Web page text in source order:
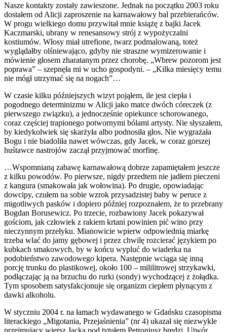
Nasze kontakty zostały zawieszone. Jednak na początku 2003 roku
dostałem od Alicji zaproszenie na karnawałowy bal przebierańców.
W progu wielkiego domu przywitał mnie książę z bajki Jacek
Kaczmarski, ubrany w renesansowy strój z wypożyczalni
kostiumów. Włosy miał utrefione, twarz podmalowaną, toteż
wyglądałby olśniewająco, gdyby nie straszne wymizerowanie i
mówienie głosem zharatanym przez chorobę. „Wbrew pozorom jest
poprawa” – szepnęła mi w ucho gospodyni. – „Kilka miesięcy temu
nie mógł utrzymać się na nogach”…
W czasie kilku późniejszych wizyt pojąłem, ile jest ciepła i
pogodnego determinizmu w Alicji jako matce dwóch córeczek (z
pierwszego związku), a jednocześnie opiekunce schorowanego,
coraz częściej trapionego potwornymi bólami artysty. Nie słyszałem,
by kiedykolwiek się skarżyła albo podnosiła głos. Nie wygrażała
Bogu i nie biadoliła nawet wówczas, gdy Jacek, w coraz gorszej
huśtawce nastrojów zaczął przyjmować morfinę.
…Wspomnianą zabawę karnawałową dobrze zapamiętałem jeszcze
z kilku powodów. Po pierwsze, nigdy przedtem nie jadłem pieczeni
z kangura (smakowała jak wołowina). Po drugie, opowiadając
dowcipy, czułem na sobie wzrok przysadzistej baby w peruce z
migotliwych pasków i dopiero później rozpoznałem, że to przebrany
Bogdan Borusewicz. Po trzecie, rozbawiony Jacek pokazywał
gościom, jak człowiek z rakiem krtani powinien pić wino przy
nieczynnym przełyku. Mianowicie wpierw odpowiednią miarkę
trzeba wlać do jamy gębowej i przez chwilę rozcierać językiem po
kubkach smakowych, by w końcu wypluć do wiaderka na
podobieństwo zawodowego kipera. Następnie wciąga się inną
porcję trunku do plastikowej, około 100 – mililitrowej strzykawki,
podłączając ją na brzuchu do rurki (sondy) wychodzącej z żołądka.
Tym sposobem satysfakcjonuje się organizm ciepłem płynącym z
dawki alkoholu.
W styczniu 2004 r. na łamach wydawanego w Gdańsku czasopisma
literackiego „Migotania, Przejaśnienia” (nr 4) ukazał się niezwykle
przejmujący wiersz Jacka pod tytułem Petroniusz bredzi. Utwór